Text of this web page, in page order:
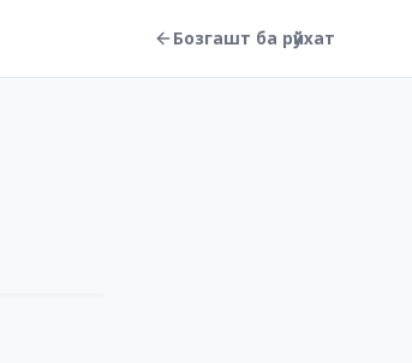
Бозгашт ба рӯйхат